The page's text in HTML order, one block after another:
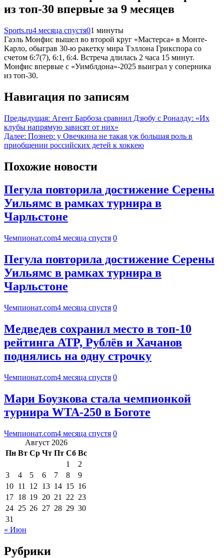
из топ-30 впервые за 9 месяцев
Sports.ru4 месяца спустя01 минуты
Гаэль Монфис вышел во второй круг «Мастерса» в Монте-
Карло, обыграв 30-ю ракетку мира Тэллона Грикспора со
счетом 6:7(7), 6:1, 6:4. Встреча длилась 2 часа 15 минут.
Монфис впервые с «Уимблдона»-2025 выиграл у соперника
из топ-30.
Навигация по записям
Предыдущая: Агент Барбоза сравнил Дзюбу с Роналду: «Их
клубы напрямую зависят от них»
Далее: Познер: у Овечкина не такая уж большая роль в
приобщении российских детей к хоккею
Похожие новости
Пегула повторила достижение Серены
Уильямс в рамках турнира в
Чарльстоне
Чемпионат.com4 месяца спустя 0
Пегула повторила достижение Серены
Уильямс в рамках турнира в
Чарльстоне
Чемпионат.com4 месяца спустя 0
Медведев сохранил место в топ-10
рейтинга ATP, Рублёв и Хачанов
поднялись на одну строчку
Чемпионат.com4 месяца спустя 0
Мари Боузкова стала чемпионкой
турнира WTA-250 в Боготе
Чемпионат.com4 месяца спустя 0
Август 2026
Пн Вт Ср Чт Пт Сб Вс
1
2
3
4 5 6 7 8
9
10 11 12 13 14 15 16
17 18 19 20 21 22 23
24 25 26 27 28 29 30
31
« Июн
Рубрики